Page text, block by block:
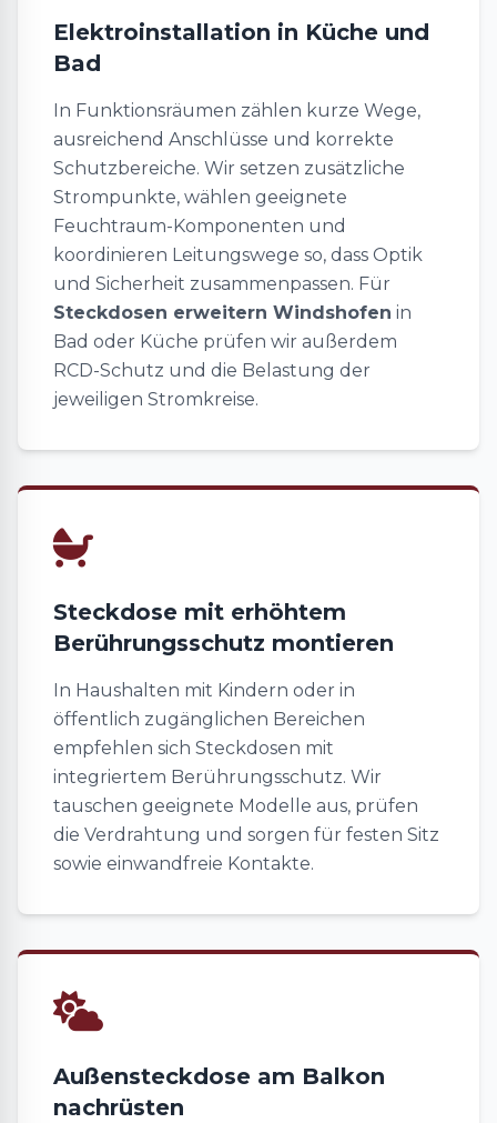
Elektroinstallation in Küche und
Bad
In Funktionsräumen zählen kurze Wege,
ausreichend Anschlüsse und korrekte
Schutzbereiche. Wir setzen zusätzliche
Strompunkte, wählen geeignete
Feuchtraum-Komponenten und
koordinieren Leitungswege so, dass Optik
und Sicherheit zusammenpassen. Für
Steckdosen erweitern Windshofen in
Bad oder Küche prüfen wir außerdem
RCD-Schutz und die Belastung der
jeweiligen Stromkreise.
Steckdose mit erhöhtem
Berührungsschutz montieren
In Haushalten mit Kindern oder in
öffentlich zugänglichen Bereichen
empfehlen sich Steckdosen mit
integriertem Berührungsschutz. Wir
tauschen geeignete Modelle aus, prüfen
die Verdrahtung und sorgen für festen Sitz
sowie einwandfreie Kontakte.
Außensteckdose am Balkon
nachrüsten